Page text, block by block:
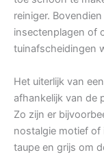
reiniger.
insectenplagen of
tuinafscheidingen
Het uiterlijk van
afhankelijk van de
Zo zijn er
nostalgie motief of
taupe en grijs om